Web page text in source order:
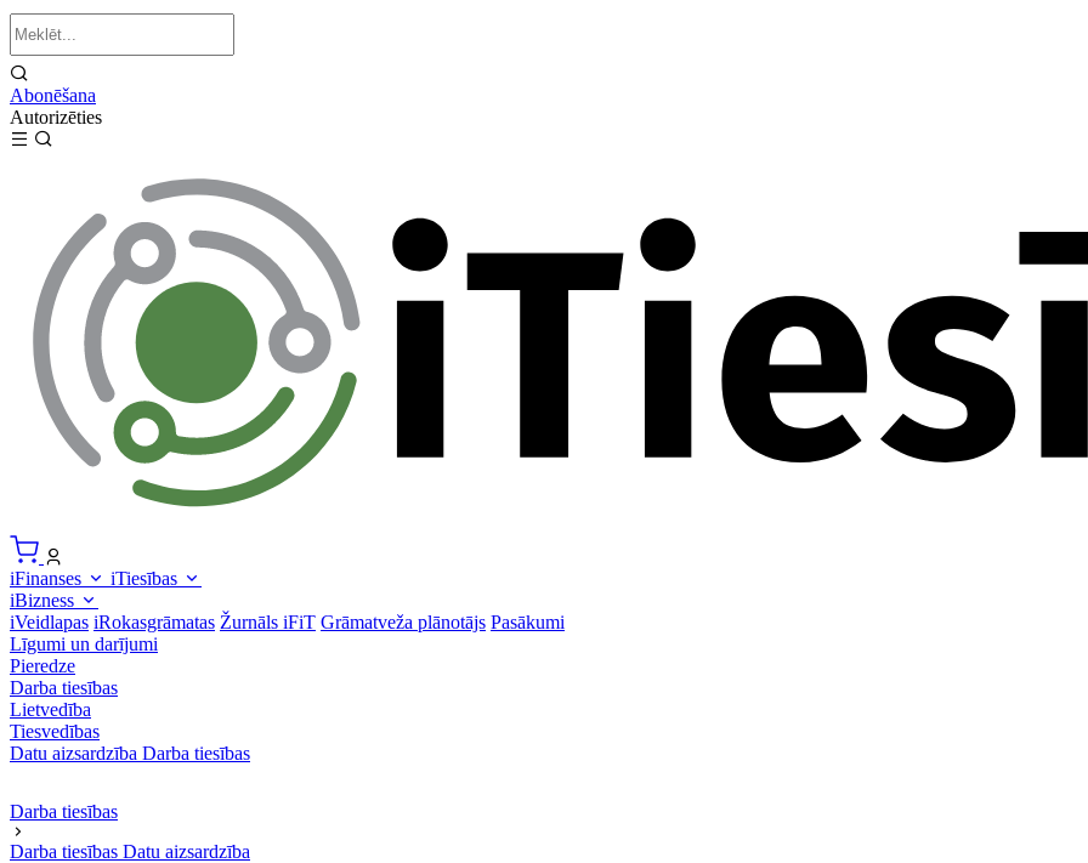
Abonēšana
Autorizēties
iFinanses
iTiesības
iBizness
iVeidlapas iRokasgrāmatas Žurnāls iFiT Grāmatveža plānotājs Pasākumi
Līgumi un darījumi
Pieredze
Darba tiesības
Lietvedība
Tiesvedības
Datu aizsardzība Darba tiesības
Darba tiesības
Darba tiesības Datu aizsardzība